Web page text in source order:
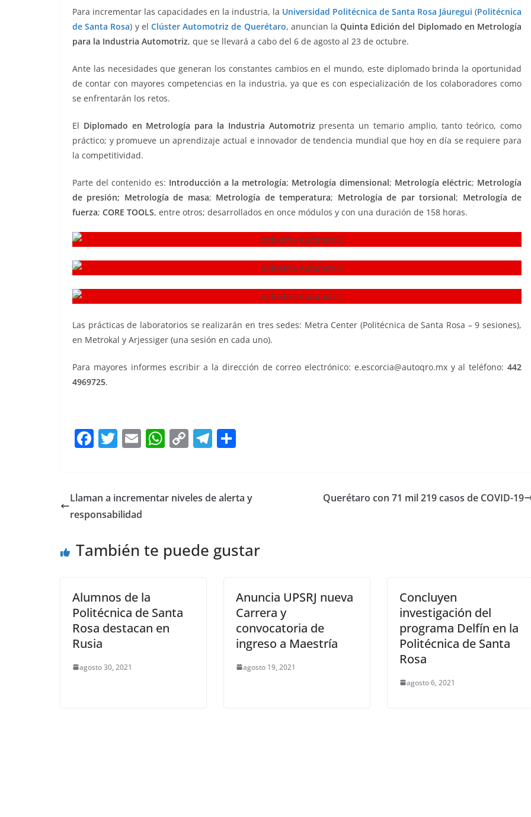
b
o
k
A
p
Li
n
k
a
m
Para incrementar las capacidades en la industria, la Universidad Politécnica de Santa Rosa Jáuregui (Politécnica
de Santa Rosa) y el Clúster Automotriz de Querétaro, anuncian laQuinta Edición del Diplomado en Metrología
para la Industria Automotriz, que se llevará a cabo del 6 de agosto al 23 de octubre.
Ante las necesidades que generan los constantes cambios en el mundo, este diplomado brinda la oportunidad
de contar con mayores competencias en la industria, ya que es con especialización de los colaboradores como
se enfrentarán los retos.
El Diplomado en Metrología para la Industria Automotrizpresenta un temario amplio, tanto teórico, como
práctico; y promueve un aprendizaje actual e innovador de tendencia mundial que hoy en día se requiere para
la competitividad.
Parte del contenido es: Introducción a la metrología; Metrología dimensional; Metrología eléctric; Metrología
de presión; Metrología de masa; Metrología de temperatura; Metrología de par torsional; Metrología de
fuerza; CORE TOOLS, entre otros; desarrollados en once módulos y con una duración de 158 horas.
Las prácticas de laboratorios se realizarán en tres sedes: Metra Center (Politécnica de Santa Rosa – 9 sesiones),
en Metrokal y Arjessiger (una sesión en cada uno).
Para mayores informes escribir a la dirección de correo electrónico: e.escorcia@autoqro.mx y al teléfono: 442
4969725.
F
a
e
b
o
T
w
er
E
m
l
W
h
s
p
C
o
y
k
T
el
gr e
Llaman a incrementar niveles de alerta y
responsabilidad
Querétaro con 71 mil 219 casos de COVID-19
También te puede gustar
Alumnos de la
Politécnica de Santa
Rosa destacan en
Rusia
agosto 30, 2021
Anuncia UPSRJ nueva
Carrera y
convocatoria de
ingreso a Maestría
agosto 19, 2021
Concluyen
investigación del
programa Delfín en la
Politécnica de Santa
Rosa
agosto 6, 2021